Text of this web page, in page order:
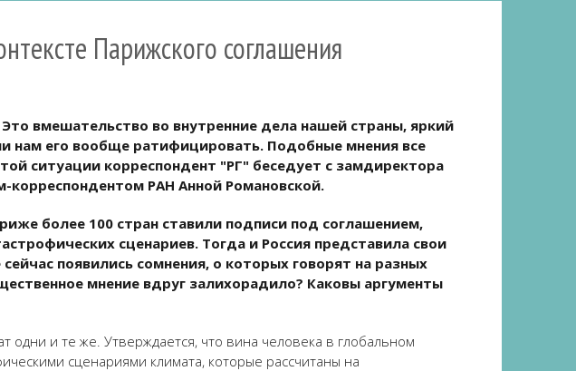
Парижского соглашения
вмешательство во внутренние дела нашей страны, яркий
нам его вообще ратифицировать. Подобные мнения все
ситуации корреспондент "РГ" беседует с замдиректора
корреспондентом РАН Анной Романовской.
более 100 стран ставили подписи под соглашением,
сценариев. Тогда и Россия представила свои
появились сомнения, о которых говорят на разных
мнение вдруг залихорадило? Каковы аргументы
одни и те же. Утверждается, что вина человека в глобальном
сценариями климата, которые рассчитаны на